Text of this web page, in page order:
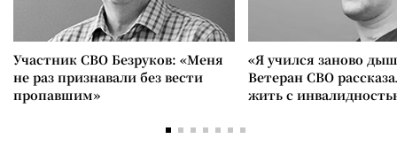
Участник СВО Безруков: «Меня
не раз признавали без вести
пропавшим»
«Я учился заново
Ветеран СВО
жить с